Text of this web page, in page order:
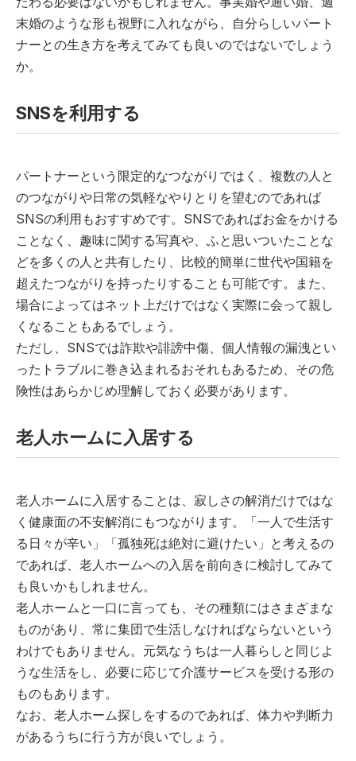
末婚のような形も視野に入れながら、自分らしいパート
ナーとの生き方を考えてみても良いのではないでしょう
か。
SNSを利用する
パートナーという限定的なつながりではく、複数の人と
のつながりや日常の気軽なやりとりを望むのであれば
SNSの利用もおすすめです。SNSであればお金をかける
ことなく、趣味に関する写真や、ふと思いついたことな
どを多くの人と共有したり、比較的簡単に世代や国籍を
超えたつながりを持ったりすることも可能です。また、
場合によってはネット上だけではなく実際に会って親し
くなることもあるでしょう。
ただし、SNSでは詐欺や誹謗中傷、個人情報の漏洩とい
ったトラブルに巻き込まれるおそれもあるため、その危
険性はあらかじめ理解しておく必要があります。
老人ホームに入居する
老人ホームに入居することは、寂しさの解消だけではな
く健康面の不安解消にもつながります。「一人で生活す
る日々が辛い」「孤独死は絶対に避けたい」と考えるの
であれば、老人ホームへの入居を前向きに検討してみて
も良いかもしれません。
老人ホームと一口に言っても、その種類にはさまざまな
ものがあり、常に集団で生活しなければならないという
わけでもありません。元気なうちは一人暮らしと同じよ
うな生活をし、必要に応じて介護サービスを受ける形の
ものもあります。
なお、老人ホーム探しをするのであれば、体力や判断力
があるうちに行う方が良いでしょう。